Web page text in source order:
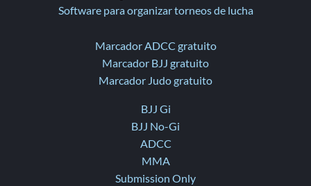
Software para organizar torneos de lucha
Marcador ADCC gratuito
Marcador BJJ gratuito
Marcador Judo gratuito
BJJ Gi
BJJ No-Gi
ADCC
MMA
Submission Only